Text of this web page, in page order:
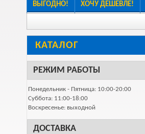
ВЫГОДНО! ХОЧУ ДЕШЕВЛЕ!
КАТАЛОГ
РЕЖИМ РАБОТЫ
Понедельник - Пятница: 10:00-20:00
Суббота: 11:00-18:00
Воскресенье: выходной
ДОСТАВКА